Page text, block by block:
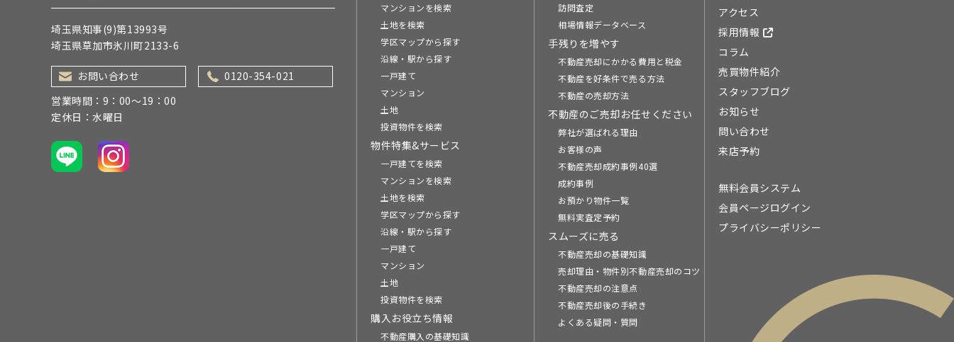
埼玉県知事(9)第13993号
埼玉県草加市氷川町2133-6
お問い合わせ
0120-354-021
営業時間：9：00～19：00
定休日：水曜日
マンションを検索
土地を検索
学区マップから探す
沿線・駅から探す
一戸建て
マンション
土地
投資物件を検索
物件特集&サービス
一戸建てを検索
マンションを検索
土地を検索
学区マップから探す
沿線・駅から探す
一戸建て
マンション
土地
投資物件を検索
購入お役立ち情報
不動産購入の基礎知識
訪問査定
相場情報データベース
手残りを増やす
不動産売却にかかる費用と税金
不動産を好条件で売る方法
不動産の売却方法
不動産のご売却お任せください
弊社が選ばれる理由
お客様の声
不動産売却成約事例40選
成約事例
お預かり物件一覧
無料実査定予約
スムーズに売る
不動産売却の基礎知識
売却理由・物件別不動産売却のコツ
不動産売却の注意点
不動産売却後の手続き
よくある疑問・質問
アクセス
採用情報
コラム
売買物件紹介
スタッフブログ
お知らせ
問い合わせ
来店予約
無料会員システム
会員ページログイン
プライバシーポリシー